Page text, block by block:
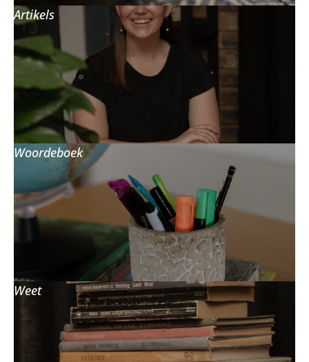
Artikels
Woordeboek
Weet